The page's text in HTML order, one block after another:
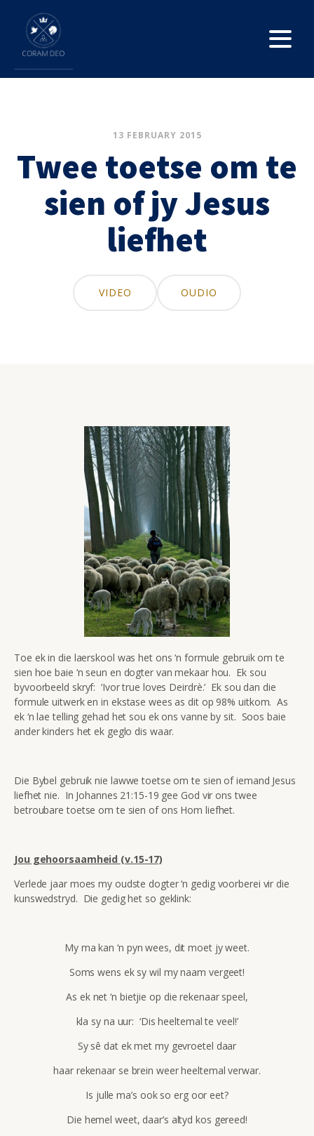
13 FEBRUARY 2015
Twee toetse om te
sien of jy Jesus
liefhet
VIDEO OUDIO
Toe ek in die laerskool was het ons ‘n formule gebruik om te
sien hoe baie ‘n seun en dogter van mekaar hou. Ek sou
byvoorbeeld skryf: ‘Ivor true loves Deirdrè.’ Ek sou dan die
formule uitwerk en in ekstase wees as dit op 98% uitkom. As
ek ‘n lae telling gehad het sou ek ons vanne by sit. Soos baie
ander kinders het ek geglo dis waar.
Die Bybel gebruik nie lawwe toetse om te sien of iemand Jesus
liefhet nie. In Johannes 21:15-19 gee God vir ons twee
betroubare toetse om te sien of ons Hom liefhet.
Jou gehoorsaamheid (v.15-17)
Verlede jaar moes my oudste dogter ‘n gedig voorberei vir die
kunswedstryd. Die gedig het so geklink:
My ma kan ‘n pyn wees, dit moet jy weet.
Soms wens ek sy wil my naam vergeet!
As ek net ‘n bietjie op die rekenaar speel,
kla sy na uur: ‘Dis heeltemal te veel!’
Sy sê dat ek met my gevroetel daar
haar rekenaar se brein weer heeltemal verwar.
Is julle ma’s ook so erg oor eet?
Die hemel weet, daar’s altyd kos gereed!